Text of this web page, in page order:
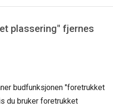
plassering" fjernes
budfunksjonen "foretrukket
du bruker foretrukket